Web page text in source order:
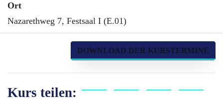
Ort
Nazarethweg 7, Festsaal I (E.01)
DOWNLOAD DER KURSTERMINE
Kurs teilen: